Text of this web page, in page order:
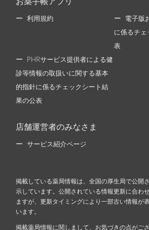
利用規約 電子版
に係るチェ
表
PHRサービス提供者による健
診等情報の取扱いに関する基本
的指針に係るチェックシート結
果の公表
店舗運営者のみなさま
サービス紹介ページ
掲載している薬局情報は、全国の厚生局で公開
示しています。公開されている情報更新に合わ
ますが、更新タイミングにより一部古い情報が
います。
掲載薬局情報に関しまして、お気づきの点がご